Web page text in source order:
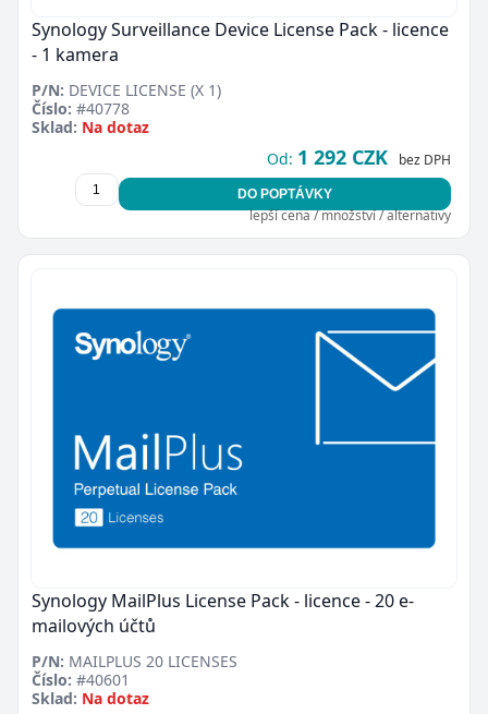
Synology Surveillance Device License Pack - licence
- 1 kamera
P/N: DEVICE LICENSE (X 1)
Číslo: #40778
Sklad: Na dotaz
Od: 1 292 CZK bez DPH
DO POPTÁVKY
lepší cena / množství / alternativy
Synology MailPlus License Pack - licence - 20 e-
mailových účtů
P/N: MAILPLUS 20 LICENSES
Číslo: #40601
Sklad: Na dotaz